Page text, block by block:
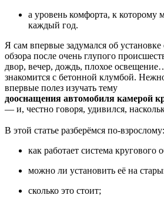
а уровень комфорта, к которому
каждый год.
Я сам впервые задумался об
обзора после очень глупого
двор, вечер, дождь, плохое
знакомится с бетонной клумбой.
впервые полез изучать тему
дооснащения автомобиля камерой
— и, честно говоря, удивился,
В этой статье разберёмся по-взрослому:
как работает система кругового
можно ли установить её на
сколько это стоит;